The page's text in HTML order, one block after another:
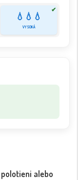
✔
💧💧💧
VYSOKÁ
polotieni alebo